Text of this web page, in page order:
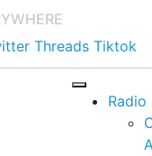
Threads Tiktok
Radio